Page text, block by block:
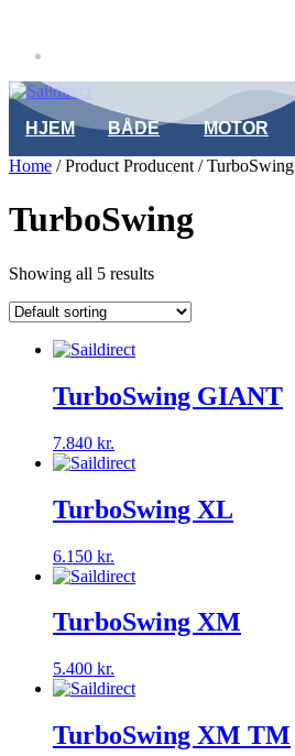
content
HJEM BÅDE MOTOR
Home / Product Producent / TurboSwing
TurboSwing
Showing all 5 results
TurboSwing GIANT
7.840 kr.
TurboSwing XL
6.150 kr.
TurboSwing XM
5.400 kr.
TurboSwing XM TM